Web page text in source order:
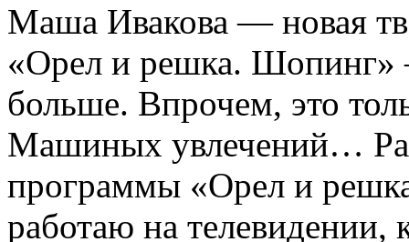
Маша Ивакова — новая
«Орел и решка. Шопинг»
больше. Впрочем, это
Машиных увлечений…
программы «Орел и
работаю на телевидении,